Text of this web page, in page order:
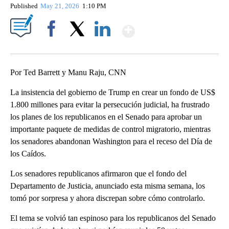
Published May 21, 2026 1:10 PM
Por Ted Barrett y Manu Raju, CNN
La insistencia del gobierno de Trump en crear un fondo de US$
1.800 millones para evitar la persecución judicial, ha frustrado
los planes de los republicanos en el Senado para aprobar un
importante paquete de medidas de control migratorio, mientras
los senadores abandonan Washington para el receso del Día de
los Caídos.
Los senadores republicanos afirmaron que el fondo del
Departamento de Justicia, anunciado esta misma semana, los
tomó por sorpresa y ahora discrepan sobre cómo controlarlo.
El tema se volvió tan espinoso para los republicanos del Senado